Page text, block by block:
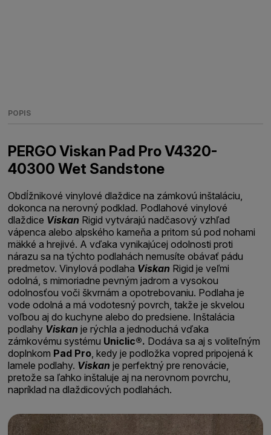
POPIS
PERGO Viskan Pad Pro V4320-
40300 Wet Sandstone
Obdĺžnikové vinylové dlaždice na zámkovú inštaláciu,
dokonca na nerovný podklad. Podlahové vinylové
dlaždice Viskan Rigid vytvárajú nadčasový vzhľad
vápenca alebo alpského kameňa a pritom sú pod nohami
mäkké a hrejivé. A vďaka vynikajúcej odolnosti proti
nárazu sa na týchto podlahách nemusíte obávať pádu
predmetov. Vinylová podlaha Viskan Rigid je veľmi
odolná, s mimoriadne pevným jadrom a vysokou
odolnosťou voči škvrnám a opotrebovaniu. Podlaha je
vode odolná a má vodotesný povrch, takže je skvelou
voľbou aj do kuchyne alebo do predsiene. Inštalácia
podlahy Viskan je rýchla a jednoduchá vďaka
zámkovému systému Uniclic®. Dodáva sa aj s voliteľným
doplnkom Pad Pro , kedy je podložka vopred pripojená k
lamele podlahy. Viskan je perfektný pre renovácie,
pretože sa ľahko inštaluje aj na nerovnom povrchu,
napríklad na dlaždicových podlahách.